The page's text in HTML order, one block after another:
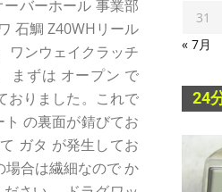
バーホール 事業部
石鯛 Z40WHリール
ワンウェイクラッチ
まずは オープン で
おりました。これで
の裏面が錆びてお
ガタ が発生してお
場合は繊細なので か
31
« 7月
24